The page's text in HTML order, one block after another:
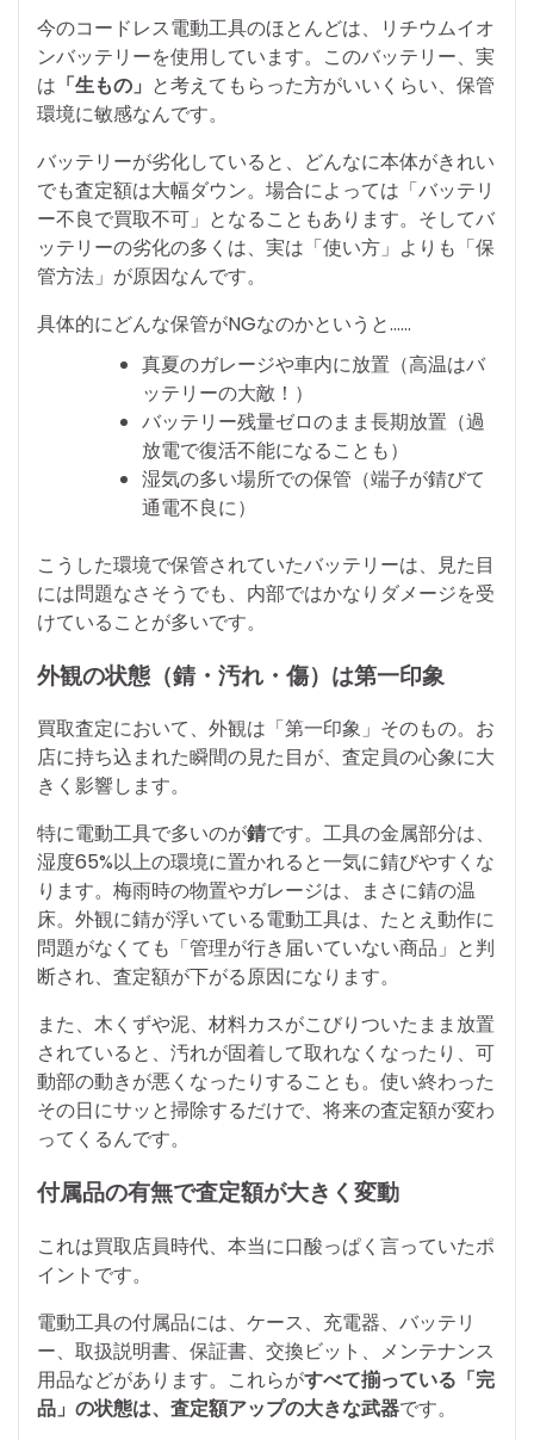
今のコードレス電動工具のほとんどは、リチウムイオ
ンバッテリーを使用しています。このバッテリー、実
は 「生もの」 と考えてもらった方がいいくらい、保管
環境に敏感なんです。
バッテリーが劣化していると、どんなに本体がきれい
でも査定額は大幅ダウン。場合によっては「バッテリ
ー不良で買取不可」となることもあります。そしてバ
ッテリーの劣化の多くは、実は「使い方」よりも「保
管方法」が原因なんです。
具体的にどんな保管がNGなのかというと……
真夏のガレージや車内に放置（高温はバ
ッテリーの大敵！）
バッテリー残量ゼロのまま長期放置（過
放電で復活不能になることも）
湿気の多い場所での保管（端子が錆びて
通電不良に）
こうした環境で保管されていたバッテリーは、見た目
には問題なさそうでも、内部ではかなりダメージを受
けていることが多いです。
外観の状態（錆・汚れ・傷）は第一印象
買取査定において、外観は「第一印象」そのもの。お
店に持ち込まれた瞬間の見た目が、査定員の心象に大
きく影響します。
特に電動工具で多いのが錆です。工具の金属部分は、
湿度65%以上の環境に置かれると一気に錆びやすくな
ります。梅雨時の物置やガレージは、まさに錆の温
床。外観に錆が浮いている電動工具は、たとえ動作に
問題がなくても「管理が行き届いていない商品」と判
断され、査定額が下がる原因になります。
また、木くずや泥、材料カスがこびりついたまま放置
されていると、汚れが固着して取れなくなったり、可
動部の動きが悪くなったりすることも。使い終わった
その日にサッと掃除するだけで、将来の査定額が変わ
ってくるんです。
付属品の有無で査定額が大きく変動
これは買取店員時代、本当に口酸っぱく言っていたポ
イントです。
電動工具の付属品には、ケース、充電器、バッテリ
ー、取扱説明書、保証書、交換ビット、メンテナンス
用品などがあります。これらがすべて揃っている「完
品」の状態は、査定額アップの大きな武器です。